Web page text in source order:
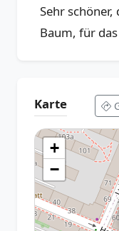
Sehr
Baum, für
Karte
+
−